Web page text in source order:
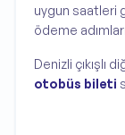
uygun saatleri
ödeme
Denizli çıkışlı
otobüs bileti